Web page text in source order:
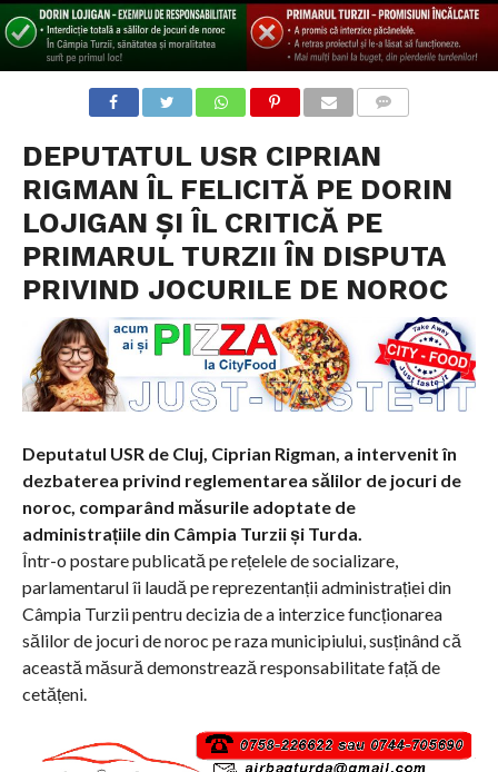
DEPUTATUL USR CIPRIAN
RIGMAN ÎL FELICITĂ PE DORIN
LOJIGAN ȘI ÎL CRITICĂ PE
PRIMARUL TURZII ÎN DISPUTA
PRIVIND JOCURILE DE NOROC
Deputatul USR de Cluj, Ciprian Rigman, a intervenit în
dezbaterea privind reglementarea sălilor de jocuri de
noroc, comparând măsurile adoptate de
administrațiile din Câmpia Turzii și Turda.
Într-o postare publicată pe rețelele de socializare,
parlamentarul îi laudă pe reprezentanții administrației din
Câmpia Turzii pentru decizia de a interzice funcționarea
sălilor de jocuri de noroc pe raza municipiului, susținând că
această măsură demonstrează responsabilitate față de
cetățeni.